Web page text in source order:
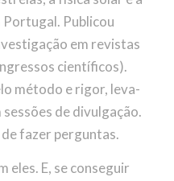
Publicou
em revistas
científicos).
método e rigor, leva-
sessões de divulgação.
fazer perguntas.
eles. E, se conseguir